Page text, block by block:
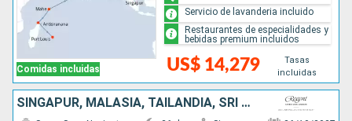
Comidas incluidas US$ 14,279
Tasas
incluidas
Servicio de lavanderia incluido
Restaurantes de especialidades y
bebidas premium incluidos
SINGAPUR, MALASIA, TAILANDIA, SRI LANKA, MALDIVAS, SEYCHELLES, MADAGASCAR, FRANCIA, MOZAMBIQUE, SUDAFRICA